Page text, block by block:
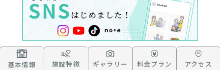
基本情報 施設特徴 ギャラリー 料金プラン アクセス
診断スタート
非該当(自立)
と判定された
施設へ移り住みたい
来てもらいたい
一時的に宿泊したい
要介護３～５